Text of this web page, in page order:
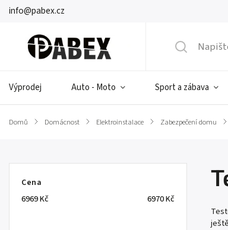
info@pabex.cz
Výprodej Auto - Moto Sport a zábava
Domů / Domácnost / Elektroinstalace / Zabezpečení domu /
Cena
6969Kč 6970Kč